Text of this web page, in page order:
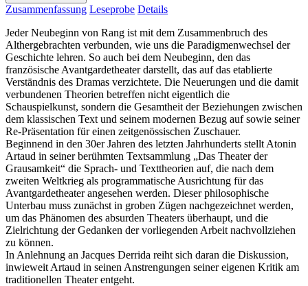
Zusammenfassung Leseprobe Details
Jeder Neubeginn von Rang ist mit dem Zusammenbruch des
Althergebrachten verbunden, wie uns die Paradigmenwechsel der
Geschichte lehren. So auch bei dem Neubeginn, den das
französische Avantgardetheater darstellt, das auf das etablierte
Verständnis des Dramas verzichtete. Die Neuerungen und die damit
verbundenen Theorien betreffen nicht eigentlich die
Schauspielkunst, sondern die Gesamtheit der Beziehungen zwischen
dem klassischen Text und seinem modernen Bezug auf sowie seiner
Re-Präsentation für einen zeitgenössischen Zuschauer.
Beginnend in den 30er Jahren des letzten Jahrhunderts stellt Atonin
Artaud in seiner berühmten Textsammlung „Das Theater der
Grausamkeit“ die Sprach- und Texttheorien auf, die nach dem
zweiten Weltkrieg als programmatische Ausrichtung für das
Avantgardetheater angesehen werden. Dieser philosophische
Unterbau muss zunächst in groben Zügen nachgezeichnet werden,
um das Phänomen des absurden Theaters überhaupt, und die
Zielrichtung der Gedanken der vorliegenden Arbeit nachvollziehen
zu können.
In Anlehnung an Jacques Derrida reiht sich daran die Diskussion,
inwieweit Artaud in seinen Anstrengungen seiner eigenen Kritik am
traditionellen Theater entgeht.